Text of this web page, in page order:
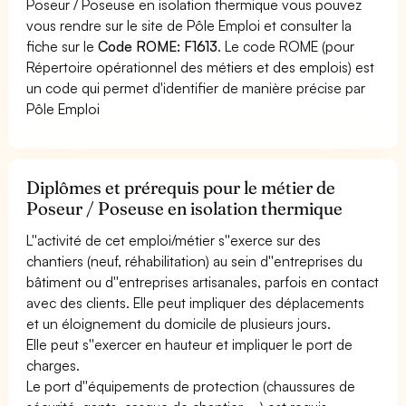
Poseur / Poseuse en isolation thermique vous pouvez
vous rendre sur le site de Pôle Emploi et consulter la
fiche sur leCode ROME: F1613. Le code ROME (pour
Répertoire opérationnel des métiers et des emplois) est
un code qui permet d'identifier de manière précise par
Pôle Emploi
Diplômes et prérequis pour le métier de
Poseur / Poseuse en isolation thermique
L''activité de cet emploi/métier s''exerce sur des
chantiers (neuf, réhabilitation) au sein d''entreprises du
bâtiment ou d''entreprises artisanales, parfois en contact
avec des clients. Elle peut impliquer des déplacements
et un éloignement du domicile de plusieurs jours.
Elle peut s''exercer en hauteur et impliquer le port de
charges.
Le port d''équipements de protection (chaussures de